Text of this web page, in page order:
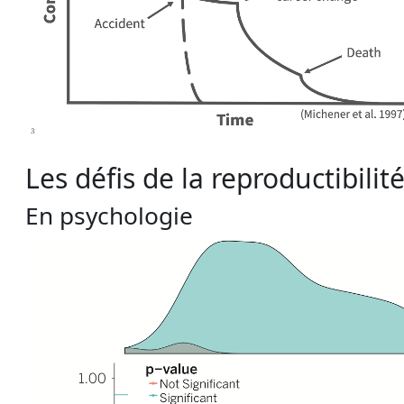
Les défis de la reproductibilité
En psychologie